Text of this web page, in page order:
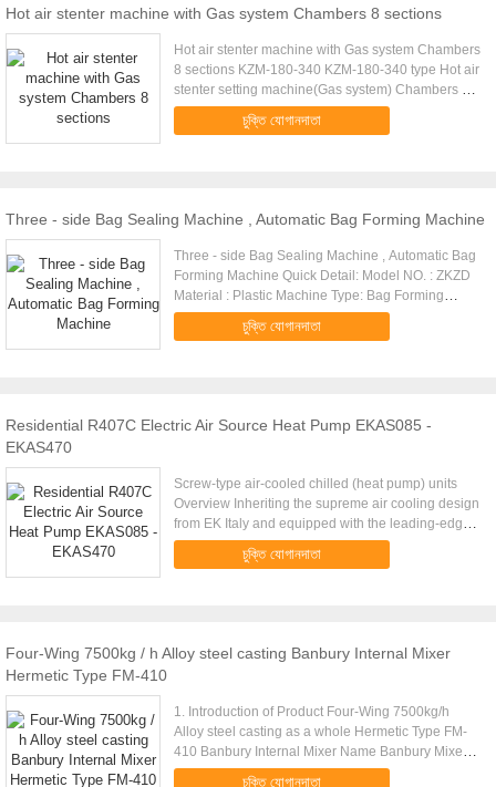
Hot air stenter machine with Gas system Chambers 8 sections
Hot air stenter machine with Gas system Chambers
8 sections KZM-180-340 KZM-180-340 type Hot air
stenter setting machine(Gas system) Chambers 8
sections Process : Open width entry tight cloth
frame infrared ...
চুক্তি যোগানদাতা
Three - side Bag Sealing Machine , Automatic Bag Forming Machine
Three - side Bag Sealing Machine , Automatic Bag
Forming Machine Quick Detail: Model NO. : ZKZD
Material : Plastic Machine Type: Bag Forming
Machine Bag Type: Food bag Computerized: Yes
Max. Mechanical Speed: ....
চুক্তি যোগানদাতা
Residential R407C Electric Air Source Heat Pump EKAS085 -
EKAS470
Screw-type air-cooled chilled (heat pump) units
Overview Inheriting the supreme air cooling design
from EK Italy and equipped with the leading-edge
European design for large-scale air-cooled units,
EKAS screw.....
চুক্তি যোগানদাতা
Four-Wing 7500kg / h Alloy steel casting Banbury Internal Mixer
Hermetic Type FM-410
1. Introduction of Product Four-Wing 7500kg/h
Alloy steel casting as a whole Hermetic Type FM-
410 Banbury Internal Mixer Name Banbury Mixer
Cooling Way Cooling water Type Drop door and
চুক্তি যোগানদাতা